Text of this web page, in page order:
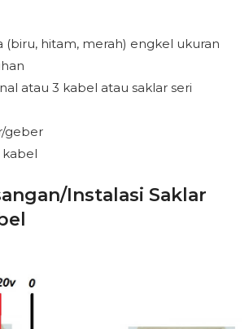
(biru, hitam, merah) engkel ukuran
atau 3 kabel atau saklar seri
geber
instalasi Saklar